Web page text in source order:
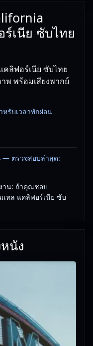
ร์เนีย ซับไทย
คลิฟอร์เนีย ซับไทย
พ พร้อมเสียงพากย์
รับเวลาพักผ่อน
— ตรวจสอบล่าสุด:
าน: ถ้าคุณชอบ
เทล แคลิฟอร์เนีย ซับ
นัง